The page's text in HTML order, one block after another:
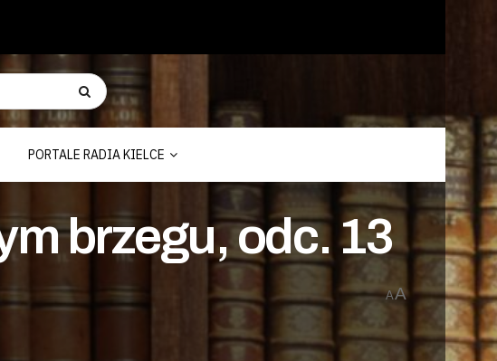
PORTALE RADIA KIELCE
brzegu, odc. 13
AA